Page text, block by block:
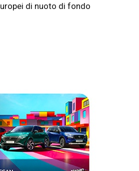
di nuoto di fondo